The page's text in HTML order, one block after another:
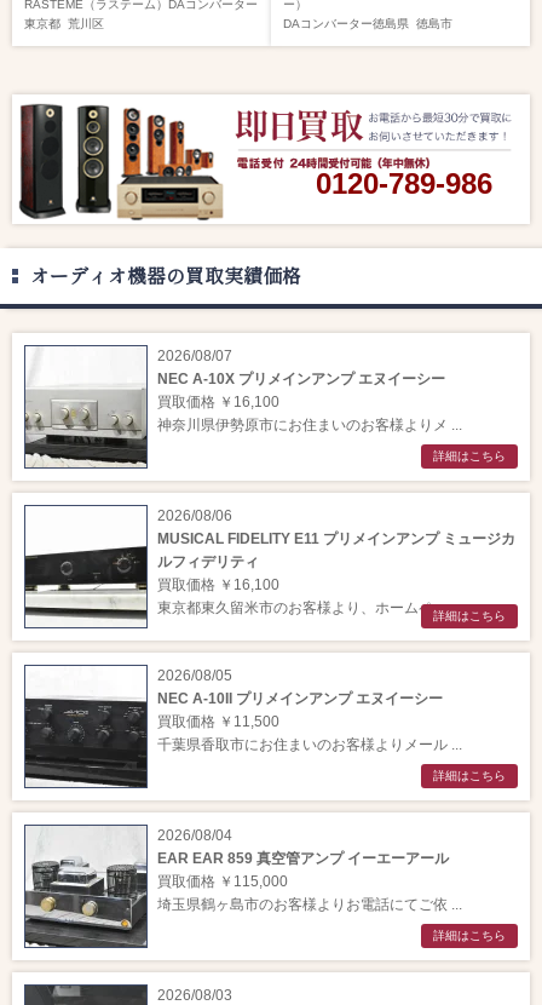
RASTEME（ラステーム） DAコンバーター
東京都 荒川区
ー）
DAコンバーター徳島県 徳島市
0120-789-986
オーディオ機器の買取実績価格
2026/08/07
NEC A-10X プリメインアンプ エヌイーシー
買取価格 ￥16,100
神奈川県伊勢原市にお住まいのお客様よりメ ...
詳細はこちら
2026/08/06
MUSICAL FIDELITY E11 プリメインアンプ ミュージカ
ルフィデリティ
買取価格 ￥16,100
東京都東久留米市のお客様より、ホームペー ...詳細はこちら
2026/08/05
NEC A-10II プリメインアンプ エヌイーシー
買取価格 ￥11,500
千葉県香取市にお住まいのお客様よりメール ...
詳細はこちら
2026/08/04
EAR EAR 859 真空管アンプ イーエーアール
買取価格 ￥115,000
埼玉県鶴ヶ島市のお客様よりお電話にてご依 ...
詳細はこちら
2026/08/03